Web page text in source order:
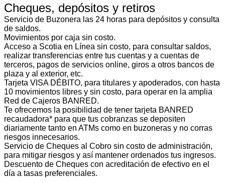
Cheques, depósitos y retiros
Servicio de Buzonera las 24 horas para depósitos y consulta
de saldos.
Movimientos por caja sin costo.
Acceso a Scotia en Línea sin costo, para consultar saldos,
realizar transferencias entre tus cuentas y a cuentas de
terceros, pagos de servicios online, giros a otros bancos de
plaza y al exterior, etc.
Tarjeta VISA DÉBITO, para titulares y apoderados, con hasta
10 movimientos libres y sin costo, para operar en la amplia
Red de Cajeros BANRED.
Te ofrecemos la posibilidad de tener tarjeta BANRED
recaudadora* para que tus cobranzas se depositen
diariamente tanto en ATMs como en buzoneras y no corras
riesgos innecesarios.
Servicio de Cheques al Cobro sin costo de administración,
para mitigar riesgos y así mantener ordenados tus ingresos.
Descuento de Cheques con acreditación de efectivo en el
día a tasas preferenciales.